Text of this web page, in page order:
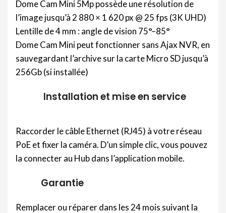
Dome Cam Mini 5Mp possède une résolution de
l’image jusqu’à 2 880 × 1 620 px @ 25 fps (3K UHD)
Lentille de 4 mm : angle de vision 75°–85°
Dome Cam Mini peut fonctionner sans Ajax NVR, en
sauvegardant l’archive sur la carte Micro SD jusqu’à
256Gb (si installée)
Installation et mise en service
Raccorder le câble Ethernet (RJ45) à votre réseau
PoE et fixer la caméra. D’un simple clic, vous pouvez
la connecter au Hub dans l’application mobile.
Garantie
Remplacer ou réparer dans les 24 mois suivant la